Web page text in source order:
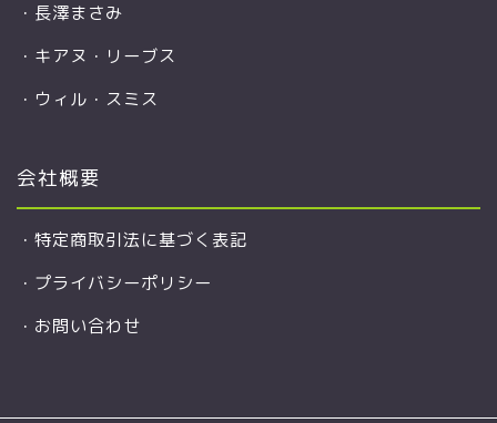
・ 長澤まさみ
・ キアヌ・リーブス
・ ウィル・スミス
会社概要
・ 特定商取引法に基づく表記
・ プライバシーポリシー
・ お問い合わせ